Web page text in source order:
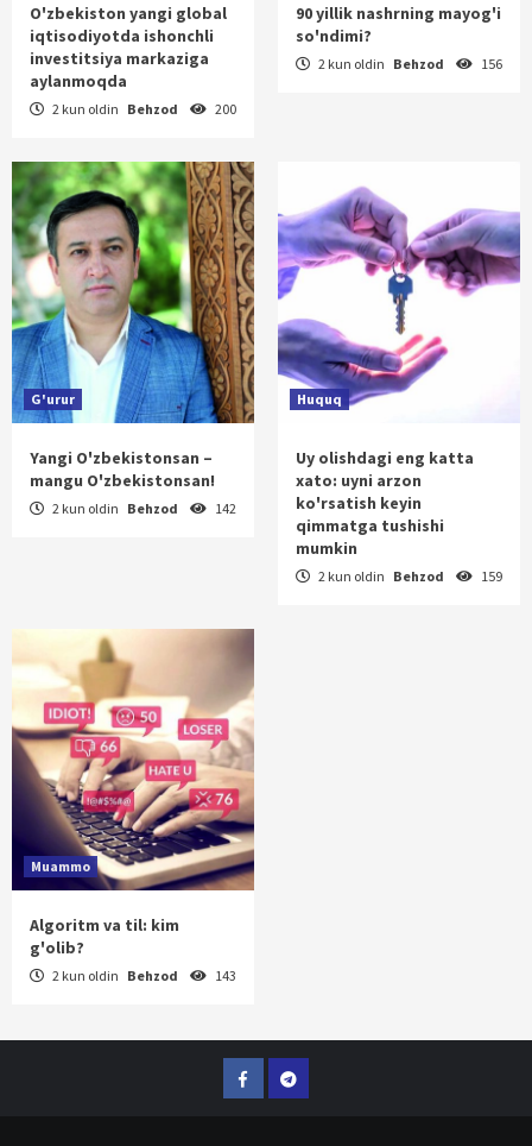
O'zbekiston yangi global
iqtisodiyotda ishonchli
investitsiya markaziga
aylanmoqda
2 kun oldin Behzod 200
90 yillik nashrning mayog'i
so'ndimi?
2 kun oldin Behzod 156
G'urur
Yangi O'zbekistonsan –
mangu O'zbekistonsan!
2 kun oldin Behzod 142
Huquq
Uy olishdagi eng katta
xato: uyni arzon
ko'rsatish keyin
qimmatga tushishi
mumkin
2 kun oldin Behzod 159
Muammo
Algoritm va til: kim
g'olib?
2 kun oldin Behzod 143
FacebookTelegram